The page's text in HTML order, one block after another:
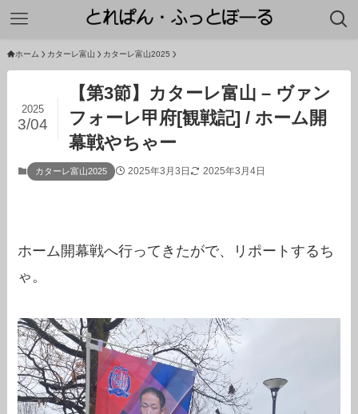
ホーム カターレ富山 カターレ富山2025
【第3節】カターレ富山 – ヴァン
フォーレ甲府[観戦記] / ホーム開
幕戦やちゃー
2025
3/04
カターレ富山2025 2025年3月3日 2025年3月4日
ホーム開幕戦へ行ってきたがで、リポートするち
ゃ。